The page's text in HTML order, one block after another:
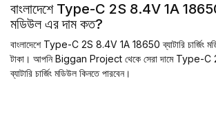
বাংলাদেশে Type-C 2S 8.4V 1A 18650
মডিউল এর দাম কত?
বাংলাদেশে Type-C 2S 8.4V 1A 18650 ব্যাটারি চার্জিং
টাকা। আপনি Biggan Project থেকে সেরা দামে Type-
ব্যাটারি চার্জিং মডিউল কিনতে পারবেন।